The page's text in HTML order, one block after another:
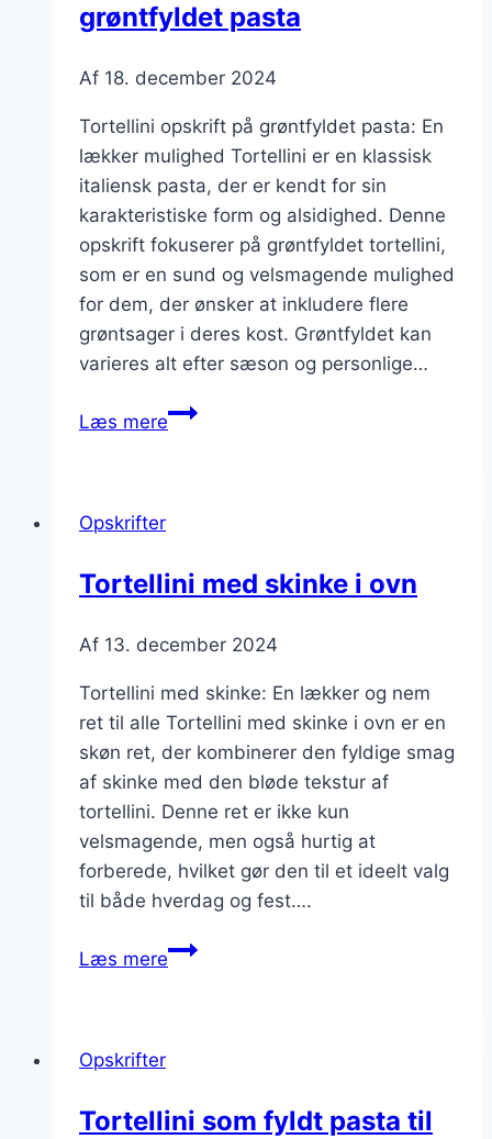
grøntfyldet pasta
Af 18. december 2024
Tortellini opskrift på grøntfyldet pasta: En
lækker mulighed Tortellini er en klassisk
italiensk pasta, der er kendt for sin
karakteristiske form og alsidighed. Denne
opskrift fokuserer på grøntfyldet tortellini,
som er en sund og velsmagende mulighed
for dem, der ønsker at inkludere flere
grøntsager i deres kost. Grøntfyldet kan
varieres alt efter sæson og personlige…
Læs mereTortellini
Opskrifter
Tortellini med skinke i ovn
Af 13. december 2024
Tortellini med skinke: En lækker og nem
ret til alle Tortellini med skinke i ovn er en
skøn ret, der kombinerer den fyldige smag
af skinke med den bløde tekstur af
tortellini. Denne ret er ikke kun
velsmagende, men også hurtig at
forberede, hvilket gør den til et ideelt valg
til både hverdag og fest….
Læs mereTortellini
Opskrifter
Tortellini som fyldt pasta til